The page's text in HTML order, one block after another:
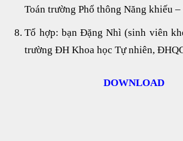
Toán trường Phổ thông Năng khiếu
Tổ hợp: bạn Đặng Nhì (sinh viên
trường ĐH Khoa học Tự nhiên,
DOWNLOAD